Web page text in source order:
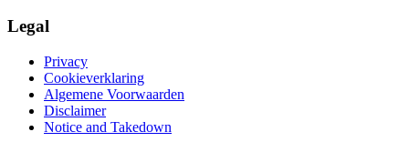
Legal
Privacy
Cookieverklaring
Algemene Voorwaarden
Disclaimer
Notice and Takedown